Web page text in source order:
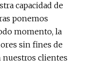
capacidad de
ponemos
momento, la
sin fines de
nuestros clientes